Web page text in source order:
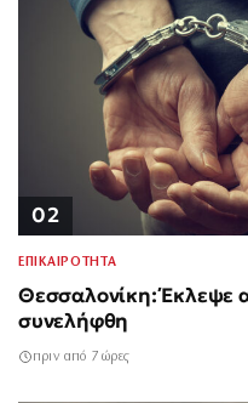
02
ΕΠΙΚΑΙΡΟΤΗΤΑ
Θεσσαλονίκη: Έκλεψε
συνελήφθη
πριν από 7 ώρες